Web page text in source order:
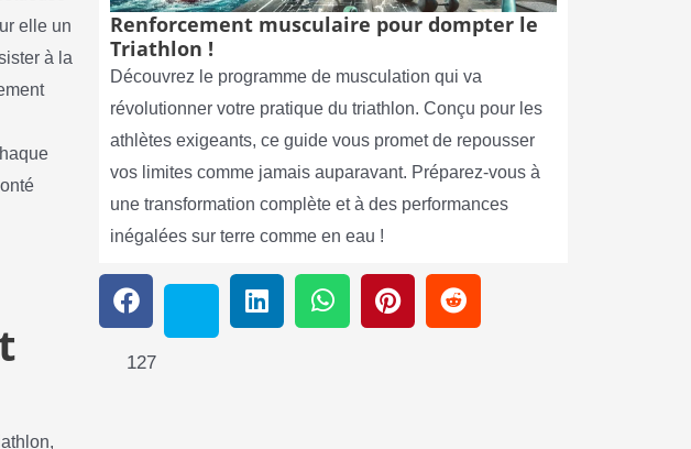
elle un
à la
Renforcement musculaire pour dompter le
Triathlon !
Découvrez le programme de musculation qui va
révolutionner votre pratique du triathlon. Conçu pour les
athlètes exigeants, ce guide vous promet de repousser
vos limites comme jamais auparavant. Préparez-vous à
une transformation complète et à des performances
inégalées sur terre comme en eau !
127